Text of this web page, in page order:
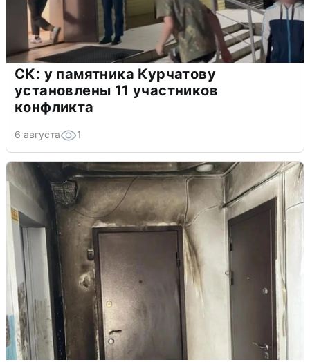
СК: у памятника Курчатову
установлены 11 участников
конфликта
6 августа 1